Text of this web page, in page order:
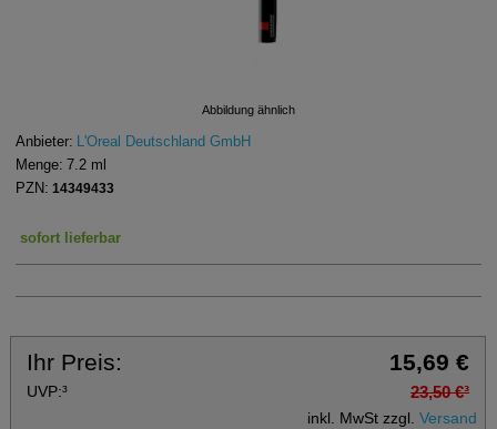
Abbildung ähnlich
Anbieter: L'Oreal Deutschland GmbH
Menge: 7.2 ml
PZN: 14349433
sofort lieferbar
Ihr Preis: 15,69 €
UVP:³ 23,50 €³
inkl. MwSt zzgl.Versand